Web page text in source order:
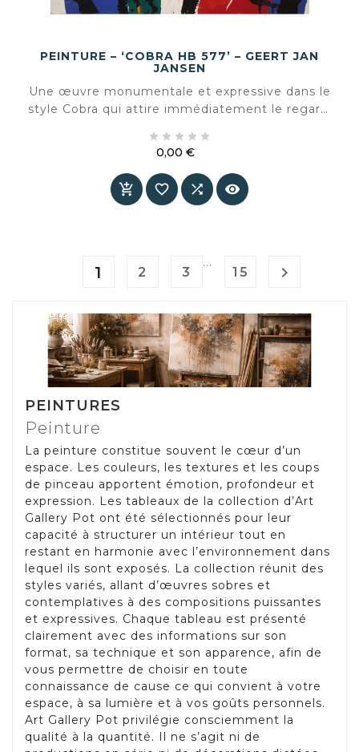
PEINTURE – ‘COBRA HB 577’ – GEERT JAN
JANSEN
Une œuvre monumentale et expressive dans le
style Cobra qui attire immédiatement le regard.
une pièce maîtresse dans tout intérieur. Unique,
puissante et parfaitement équilibrée entre
chaos et composition.
    
0,00 €
   
1 2 3
…
15 
PEINTURES
Peinture
La peinture constitue souvent le cœur d’un
espace. Les couleurs, les textures et les coups
de pinceau apportent émotion, profondeur et
expression. Les tableaux de la collection d’Art
Gallery Pot ont été sélectionnés pour leur
capacité à structurer un intérieur tout en
restant en harmonie avec l’environnement dans
lequel ils sont exposés. La collection réunit des
styles variés, allant d’œuvres sobres et
contemplatives à des compositions puissantes
et expressives. Chaque tableau est présenté
clairement avec des informations sur son
format, sa technique et son apparence, afin de
vous permettre de choisir en toute
connaissance de cause ce qui convient à votre
espace, à sa lumière et à vos goûts personnels.
Art Gallery Pot privilégie consciemment la
qualité à la quantité. Il ne s’agit ni de